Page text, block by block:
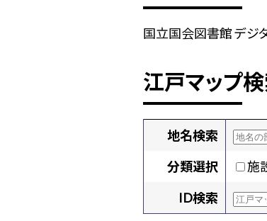
国立国会図書館 デジタ
江戸マップ
地名検索
分類選択
施
ID検索